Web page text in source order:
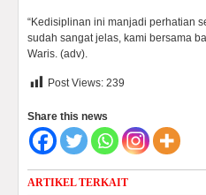
“Kedisiplinan ini manjadi perhatian
sudah sangat jelas, kami bersama
Waris. (adv).
Post Views: 239
Share this news
ARTIKEL TERKAIT